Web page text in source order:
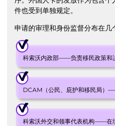
件也受到单独规定。
申请的审理和身份监督分布在几
科索沃内政部——负责移民政策和
DCAM（公民、庇护和移民局）
科索沃外交和领事代表机构——在